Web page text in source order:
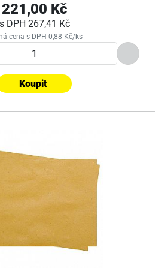
221,00 Kč
s DPH 267,41 Kč
cena s DPH 0,88 Kč/ks
Koupit